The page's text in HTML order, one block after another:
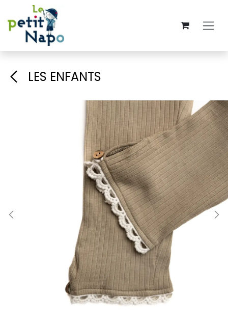
Overslaan naar inhoud
LES ENFANTS